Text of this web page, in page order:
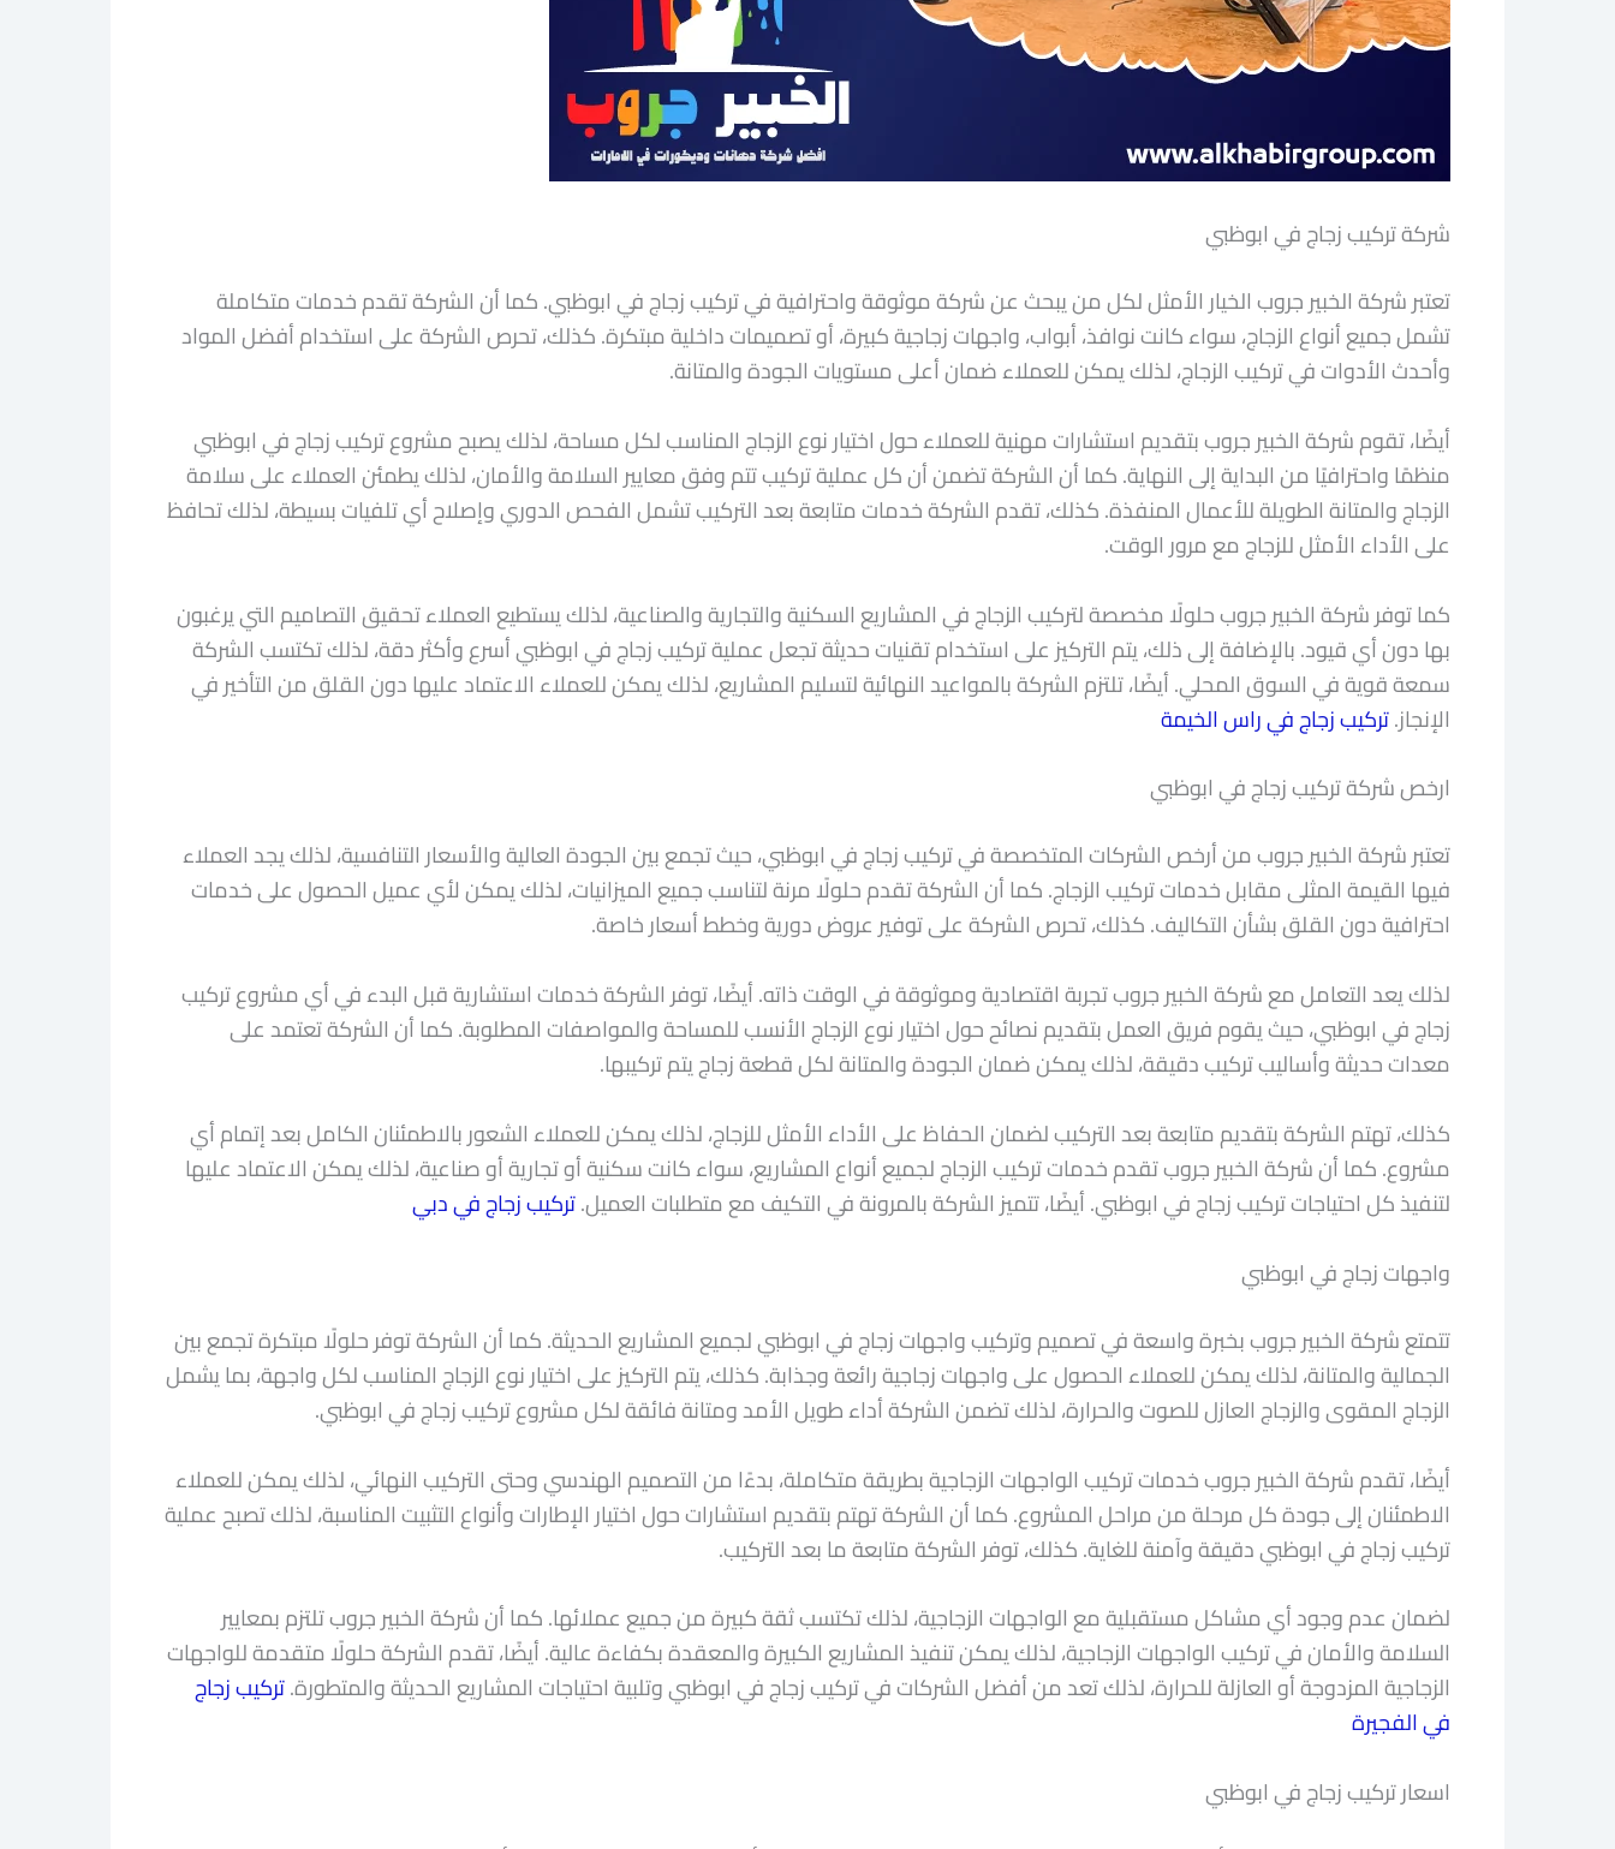
شركة تركيب زجاج في ابوظبي
تعتبر شركة الخبير جروب الخيار الأمثل لكل من يبحث عن شركة موثوقة واحترافية في تركيب زجاج في ابوظبي. كما أن الشركة تقدم خدمات متكاملة
تشمل جميع أنواع الزجاج، سواء كانت نوافذ، أبواب، واجهات زجاجية كبيرة، أو تصميمات داخلية مبتكرة. كذلك، تحرص الشركة على استخدام أفضل المواد
وأحدث الأدوات في تركيب الزجاج، لذلك يمكن للعملاء ضمان أعلى مستويات الجودة والمتانة.
أيضًا، تقوم شركة الخبير جروب بتقديم استشارات مهنية للعملاء حول اختيار نوع الزجاج المناسب لكل مساحة، لذلك يصبح مشروع تركيب زجاج في ابوظبي
منظمًا واحترافيًا من البداية إلى النهاية. كما أن الشركة تضمن أن كل عملية تركيب تتم وفق معايير السلامة والأمان، لذلك يطمئن العملاء على سلامة
الزجاج والمتانة الطويلة للأعمال المنفذة. كذلك، تقدم الشركة خدمات متابعة بعد التركيب تشمل الفحص الدوري وإصلاح أي تلفيات بسيطة، لذلك تحافظ
على الأداء الأمثل للزجاج مع مرور الوقت.
كما توفر شركة الخبير جروب حلولًا مخصصة لتركيب الزجاج في المشاريع السكنية والتجارية والصناعية، لذلك يستطيع العملاء تحقيق التصاميم التي يرغبون
بها دون أي قيود. بالإضافة إلى ذلك، يتم التركيز على استخدام تقنيات حديثة تجعل عملية تركيب زجاج في ابوظبي أسرع وأكثر دقة، لذلك تكتسب الشركة
سمعة قوية في السوق المحلي. أيضًا، تلتزم الشركة بالمواعيد النهائية لتسليم المشاريع، لذلك يمكن للعملاء الاعتماد عليها دون القلق من التأخير في
الإنجاز.تركيب زجاج في راس الخيمة
ارخص شركة تركيب زجاج في ابوظبي
تعتبر شركة الخبير جروب من أرخص الشركات المتخصصة في تركيب زجاج في ابوظبي، حيث تجمع بين الجودة العالية والأسعار التنافسية، لذلك يجد العملاء
فيها القيمة المثلى مقابل خدمات تركيب الزجاج. كما أن الشركة تقدم حلولًا مرنة لتناسب جميع الميزانيات، لذلك يمكن لأي عميل الحصول على خدمات
احترافية دون القلق بشأن التكاليف. كذلك، تحرص الشركة على توفير عروض دورية وخطط أسعار خاصة.
لذلك يعد التعامل مع شركة الخبير جروب تجربة اقتصادية وموثوقة في الوقت ذاته. أيضًا، توفر الشركة خدمات استشارية قبل البدء في أي مشروع تركيب
زجاج في ابوظبي، حيث يقوم فريق العمل بتقديم نصائح حول اختيار نوع الزجاج الأنسب للمساحة والمواصفات المطلوبة. كما أن الشركة تعتمد على
معدات حديثة وأساليب تركيب دقيقة، لذلك يمكن ضمان الجودة والمتانة لكل قطعة زجاج يتم تركيبها.
كذلك، تهتم الشركة بتقديم متابعة بعد التركيب لضمان الحفاظ على الأداء الأمثل للزجاج، لذلك يمكن للعملاء الشعور بالاطمئنان الكامل بعد إتمام أي
مشروع. كما أن شركة الخبير جروب تقدم خدمات تركيب الزجاج لجميع أنواع المشاريع، سواء كانت سكنية أو تجارية أو صناعية، لذلك يمكن الاعتماد عليها
لتنفيذ كل احتياجات تركيب زجاج في ابوظبي. أيضًا، تتميز الشركة بالمرونة في التكيف مع متطلبات العميل.تركيب زجاج في دبي
واجهات زجاج في ابوظبي
تتمتع شركة الخبير جروب بخبرة واسعة في تصميم وتركيب واجهات زجاج في ابوظبي لجميع المشاريع الحديثة. كما أن الشركة توفر حلولًا مبتكرة تجمع بين
الجمالية والمتانة، لذلك يمكن للعملاء الحصول على واجهات زجاجية رائعة وجذابة. كذلك، يتم التركيز على اختيار نوع الزجاج المناسب لكل واجهة، بما يشمل
الزجاج المقوى والزجاج العازل للصوت والحرارة، لذلك تضمن الشركة أداء طويل الأمد ومتانة فائقة لكل مشروع تركيب زجاج في ابوظبي.
أيضًا، تقدم شركة الخبير جروب خدمات تركيب الواجهات الزجاجية بطريقة متكاملة، بدءًا من التصميم الهندسي وحتى التركيب النهائي، لذلك يمكن للعملاء
الاطمئنان إلى جودة كل مرحلة من مراحل المشروع. كما أن الشركة تهتم بتقديم استشارات حول اختيار الإطارات وأنواع التثبيت المناسبة، لذلك تصبح عملية
تركيب زجاج في ابوظبي دقيقة وآمنة للغاية. كذلك، توفر الشركة متابعة ما بعد التركيب.
لضمان عدم وجود أي مشاكل مستقبلية مع الواجهات الزجاجية، لذلك تكتسب ثقة كبيرة من جميع عملائها. كما أن شركة الخبير جروب تلتزم بمعايير
السلامة والأمان في تركيب الواجهات الزجاجية، لذلك يمكن تنفيذ المشاريع الكبيرة والمعقدة بكفاءة عالية. أيضًا، تقدم الشركة حلولًا متقدمة للواجهات
الزجاجية المزدوجة أو العازلة للحرارة، لذلك تعد من أفضل الشركات في تركيب زجاج في ابوظبي وتلبية احتياجات المشاريع الحديثة والمتطورة.تركيب زجاج
في الفجيرة
اسعار تركيب زجاج في ابوظبي